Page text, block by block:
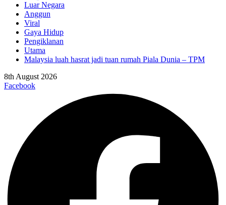
Luar Negara
Anggun
Viral
Gaya Hidup
Pengiklanan
Utama
Malaysia luah hasrat jadi tuan rumah Piala Dunia – TPM
8th August 2026
Facebook